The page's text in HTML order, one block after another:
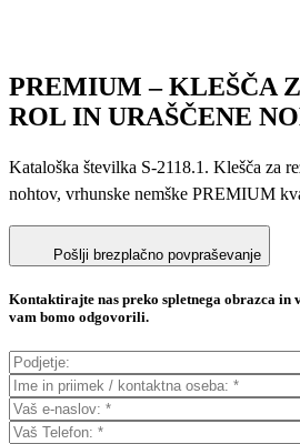
PREMIUM – KLEŠČA
ROL IN URAŠČENE
Kataloška številka S-2118.1. Klešča za
nohtov, vrhunske nemške PREMIUM
Pošlji brezplačno povpraševanje
Kontaktirajte nas preko spletnega obrazca in
vam bomo odgovorili.